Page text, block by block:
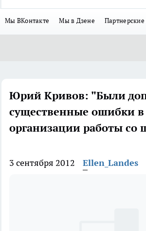
Мы ВКонтакте Мы в Дзене
Юрий Кривов: "Были
существенные ошибки в
организации работы со
3 сентября 2012 Ellen_Landes